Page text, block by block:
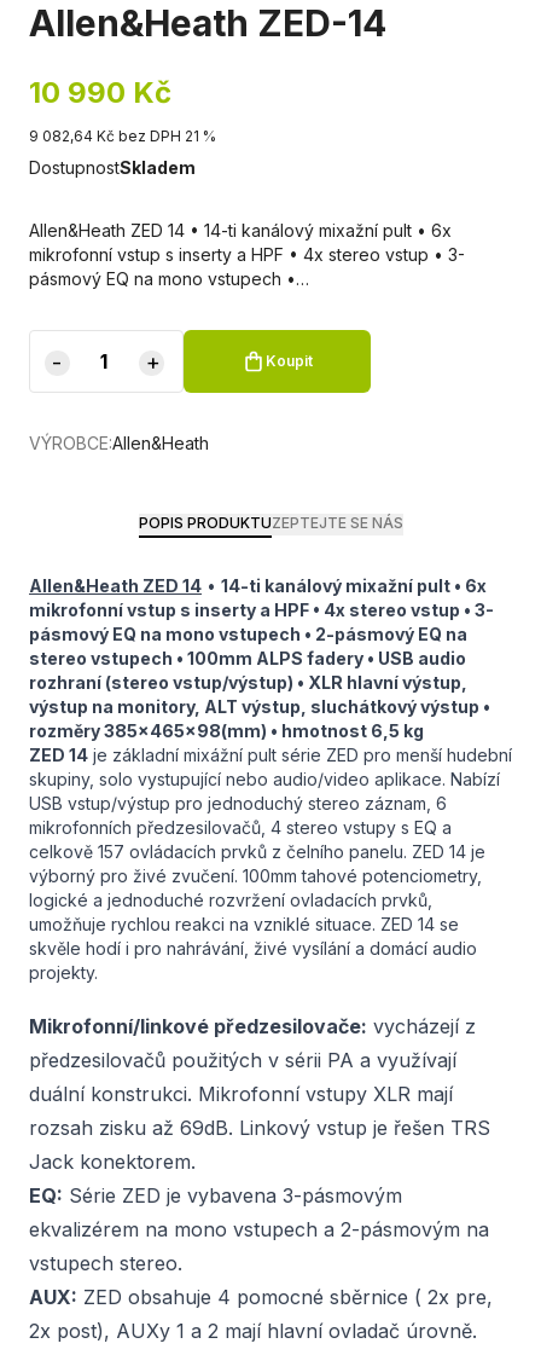
Allen&Heath ZED-14
10 990 Kč
9 082,64 Kč bez DPH 21 %
DostupnostSkladem
Allen&Heath ZED 14 • 14-ti kanálový mixažní pult • 6x
mikrofonní vstup s inserty a HPF • 4x stereo vstup • 3-
pásmový EQ na mono vstupech •…
- + Koupit
VÝROBCE:Allen&Heath
POPIS PRODUKTUZEPTEJTE SE NÁS
Allen&Heath ZED 14 • 14-ti kanálový mixažní pult • 6x
mikrofonní vstup s inserty a HPF • 4x stereo vstup • 3-
pásmový EQ na mono vstupech • 2-pásmový EQ na
stereo vstupech • 100mm ALPS fadery • USB audio
rozhraní (stereo vstup/výstup) • XLR hlavní výstup,
výstup na monitory, ALT výstup, sluchátkový výstup •
rozměry 385x465x98(mm) • hmotnost 6,5 kg
ZED 14 je základní mixážní pult série ZED pro menší hudební
skupiny, solo vystupující nebo audio/video aplikace. Nabízí
USB vstup/výstup pro jednoduchý stereo záznam, 6
mikrofonních předzesilovačů, 4 stereo vstupy s EQ a
celkově 157 ovládacích prvků z čelního panelu. ZED 14 je
výborný pro živé zvučení. 100mm tahové potenciometry,
logické a jednoduché rozvržení ovladacích prvků,
umožňuje rychlou reakci na vzniklé situace. ZED 14 se
skvěle hodí i pro nahrávání, živé vysílání a domácí audio
projekty.
Mikrofonní/linkové předzesilovače: vycházejí z
předzesilovačů použitých v sérii PA a využívají
duální konstrukci. Mikrofonní vstupy XLR mají
rozsah zisku až 69dB. Linkový vstup je řešen TRS
Jack konektorem.
EQ: Série ZED je vybavena 3-pásmovým
ekvalizérem na mono vstupech a 2-pásmovým na
vstupech stereo.
AUX: ZED obsahuje 4 pomocné sběrnice ( 2x pre,
2x post), AUXy 1 a 2 mají hlavní ovladač úrovně.